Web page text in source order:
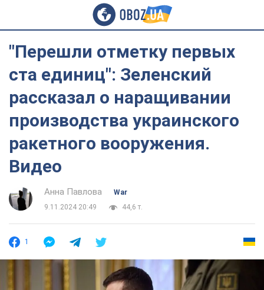
"Перешли отметку первых
ста единиц": Зеленский
рассказал о наращивании
производства украинского
ракетного вооружения.
Видео
Анна Павлова
War
9.11.2024 20:49
44,6 т.
1